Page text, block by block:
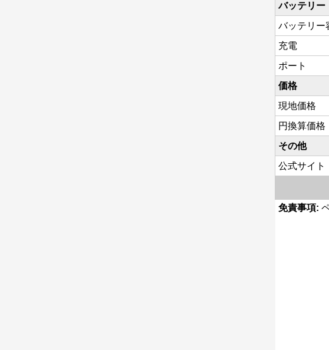
バッテリー
バッテリー
充電
ポート
価格
現地価格
円換算価格
その他
公式サイト
免責事項: